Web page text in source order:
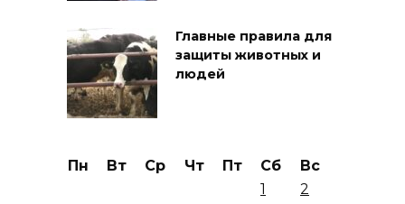
Главные правила для
защиты животных и
людей
Пн Вт Ср Чт Пт Сб
Вс
1
2